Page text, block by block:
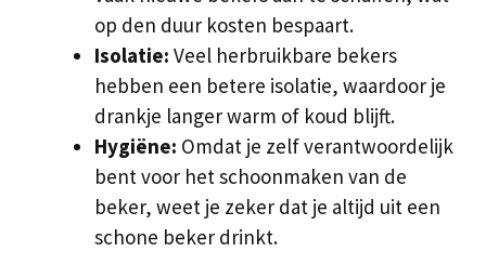
op den duur kosten bespaart.
Isolatie: Veel herbruikbare bekers
hebben een betere isolatie, waardoor je
drankje langer warm of koud blijft.
Hygiëne: Omdat je zelf verantwoordelijk
bent voor het schoonmaken van de
beker, weet je zeker dat je altijd uit een
schone beker drinkt.